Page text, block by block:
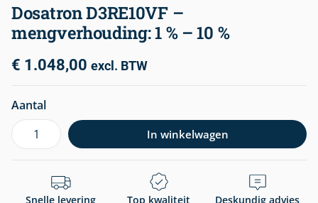
Dosatron D3RE10VF –
mengverhouding: 1 % – 10 %
€ 1.048,00 excl. BTW
Aantal
In winkelwagen
Snelle levering Top kwaliteit Deskundig advies